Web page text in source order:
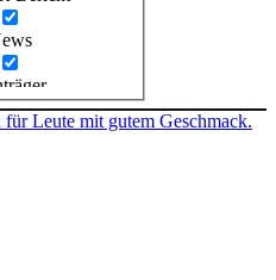
Leute mit gutem Geschmack.